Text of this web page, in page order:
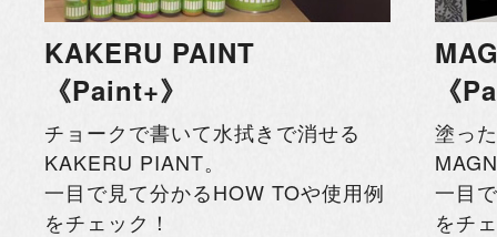
KAKERU PAINT
《Paint+》
チョークで書いて水拭きで消せる
KAKERU PIANT。
一目で見て分かるHOW TOや使用例
をチェック！
《
塗っ
一目
をチ